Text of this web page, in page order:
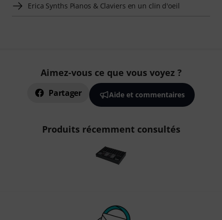
Erica Synths Pianos & Claviers en un clin d'oeil
Aimez-vous ce que vous voyez ?
Partager Aide et commentaires
Produits récemment consultés